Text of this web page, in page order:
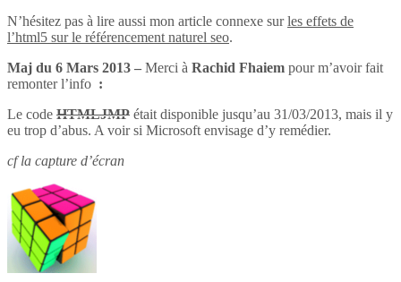
N’hésitez pas à lire aussi mon article connexe surles effets de
l’html5 sur le référencement naturel seo.
Maj du 6 Mars 2013 – Merci à Rachid Fhaiem pour m’avoir fait
remonter l’info :
Le code HTMLJMP était disponible jusqu’au 31/03/2013, mais il y
eu trop d’abus. A voir si Microsoft envisage d’y remédier.
cf la capture d’écran